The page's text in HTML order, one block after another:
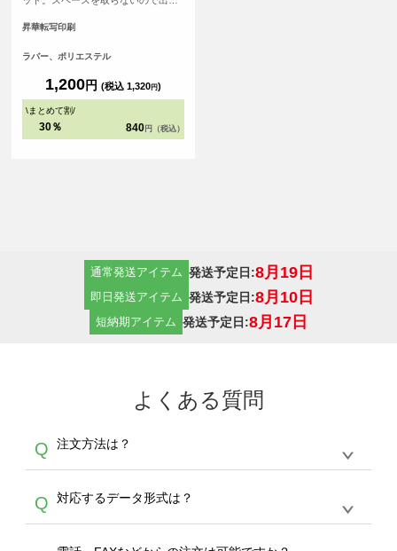
す。
昇華転写印刷
ラバー、ポリエステル
1,200円 (税込 1,320円)
\まとめて割/
30％ 840 円（税込）
通常発送アイテム 発送予定日:8月19日
即日発送アイテム 発送予定日:8月10日
短納期アイテム 発送予定日:8月17日
よくある質問
Q 注文方法は？
A
生産にて承っております。デザインツールから
デザインの作成から決済まで完了できます。
30枚以上やシルク印刷など、大口注文の場合
Q 対応するデータ形式は？